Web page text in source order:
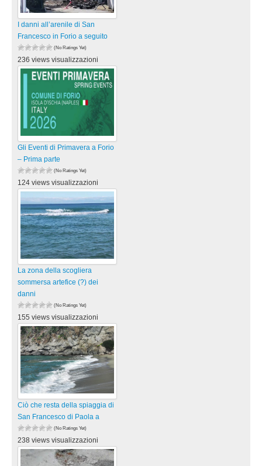
I danni all’arenile di San
Francesco in Forio a seguito
(No Ratings Yet)
236 views visualizzazioni
Gli Eventi di Primavera a Forio
– Prima parte
(No Ratings Yet)
124 views visualizzazioni
La zona della scogliera
sommersa artefice (?) dei
danni
(No Ratings Yet)
155 views visualizzazioni
Ciò che resta della spiaggia di
San Francesco di Paola a
(No Ratings Yet)
238 views visualizzazioni